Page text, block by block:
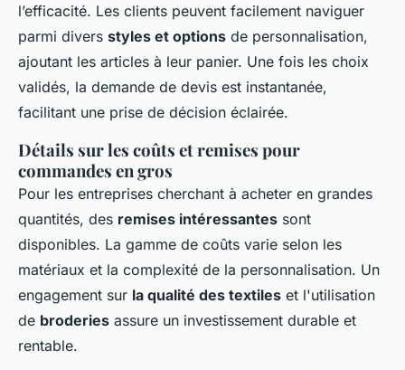
l’efficacité. Les clients peuvent facilement naviguer
parmi divers styles et options de personnalisation,
ajoutant les articles à leur panier. Une fois les choix
validés, la demande de devis est instantanée,
facilitant une prise de décision éclairée.
Détails sur les coûts et remises pour
commandes en gros
Pour les entreprises cherchant à acheter en grandes
quantités, des remises intéressantes sont
disponibles. La gamme de coûts varie selon les
matériaux et la complexité de la personnalisation. Un
engagement sur la qualité des textiles et l'utilisation
de broderies assure un investissement durable et
rentable.